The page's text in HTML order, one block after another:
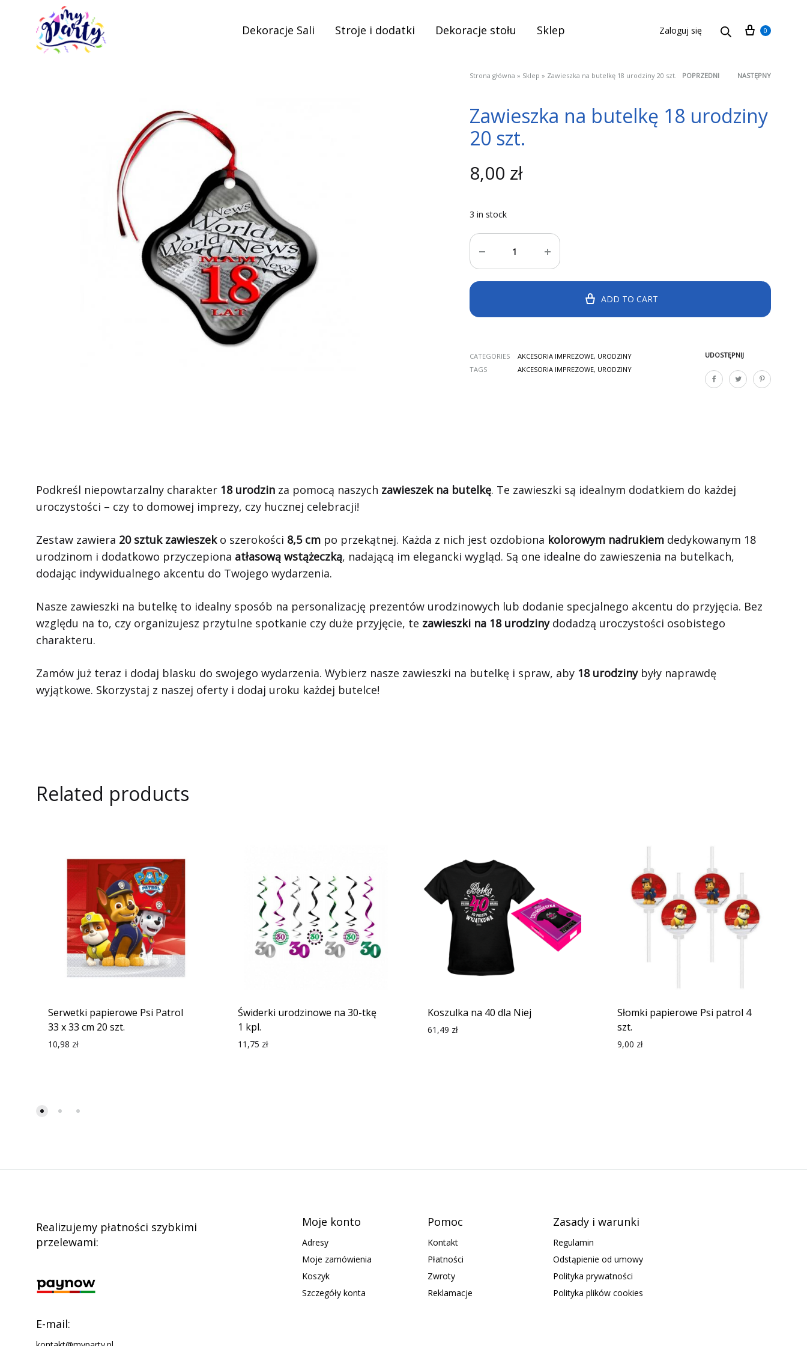
Dekoracje Sali Stroje i dodatki Dekoracje stołu Sklep Zaloguj się Cart
0
Strona główna » Sklep » Zawieszka na butelkę 18 urodziny 20 szt.
Product
navigation
POPRZEDNI NASTĘPNY
Zawieszka na butelkę 18 urodziny
20 szt.
8,00 zł
3 in stock
Quantity
ADD TO CART
UDOSTĘPNIJ
CATEGORIES AKCESORIA IMPREZOWE, URODZINY
TAGS
AKCESORIA IMPREZOWE, URODZINY
Podkreśl niepowtarzalny charakter 18 urodzin za pomocą naszych zawieszek na butelkę. Te zawieszki są idealnym dodatkiem do każdej
uroczystości – czy to domowej imprezy, czy hucznej celebracji!
Zestaw zawiera 20 sztuk zawieszeko szerokości 8,5 cm po przekątnej. Każda z nich jest ozdobiona kolorowym nadrukiem dedykowanym 18
urodzinom i dodatkowo przyczepiona atłasową wstążeczką, nadającą im elegancki wygląd. Są one idealne do zawieszenia na butelkach,
dodając indywidualnego akcentu do Twojego wydarzenia.
Nasze zawieszki na butelkę to idealny sposób na personalizację prezentów urodzinowych lub dodanie specjalnego akcentu do przyjęcia. Bez
względu na to, czy organizujesz przytulne spotkanie czy duże przyjęcie, te zawieszki na 18 urodzinydodadzą uroczystości osobistego
charakteru.
Zamów już teraz i dodaj blasku do swojego wydarzenia. Wybierz nasze zawieszki na butelkę i spraw, aby 18 urodzinybyły naprawdę
wyjątkowe. Skorzystaj z naszej oferty i dodaj uroku każdej butelce!
Related products
Serwetki papierowe Psi Patrol
33 x 33 cm 20 szt.
10,98 zł
Świderki urodzinowe na 30-tkę
1 kpl.
11,75 zł
Koszulka na 40 dla Niej
61,49 zł
Słomki papierowe Psi patrol 4
szt.
9,00 zł
Realizujemy płatności szybkimi
przelewami:
E-mail:
Moje konto
Adresy
Moje zamówienia
Koszyk
Szczegóły konta
Pomoc
Kontakt
Płatności
Zwroty
Reklamacje
Zasady i warunki
Regulamin
Odstąpienie od umowy
Polityka prywatności
Polityka plików cookies